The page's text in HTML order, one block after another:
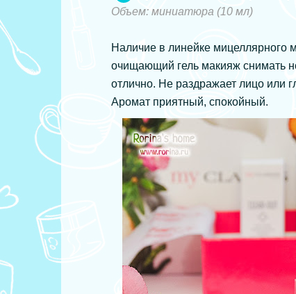
Объем: миниатюра (10 мл)
Наличие в линейке мицеллярного
очищающий гель макияж снимать
отлично. Не раздражает лицо или
Аромат приятный, спокойный.